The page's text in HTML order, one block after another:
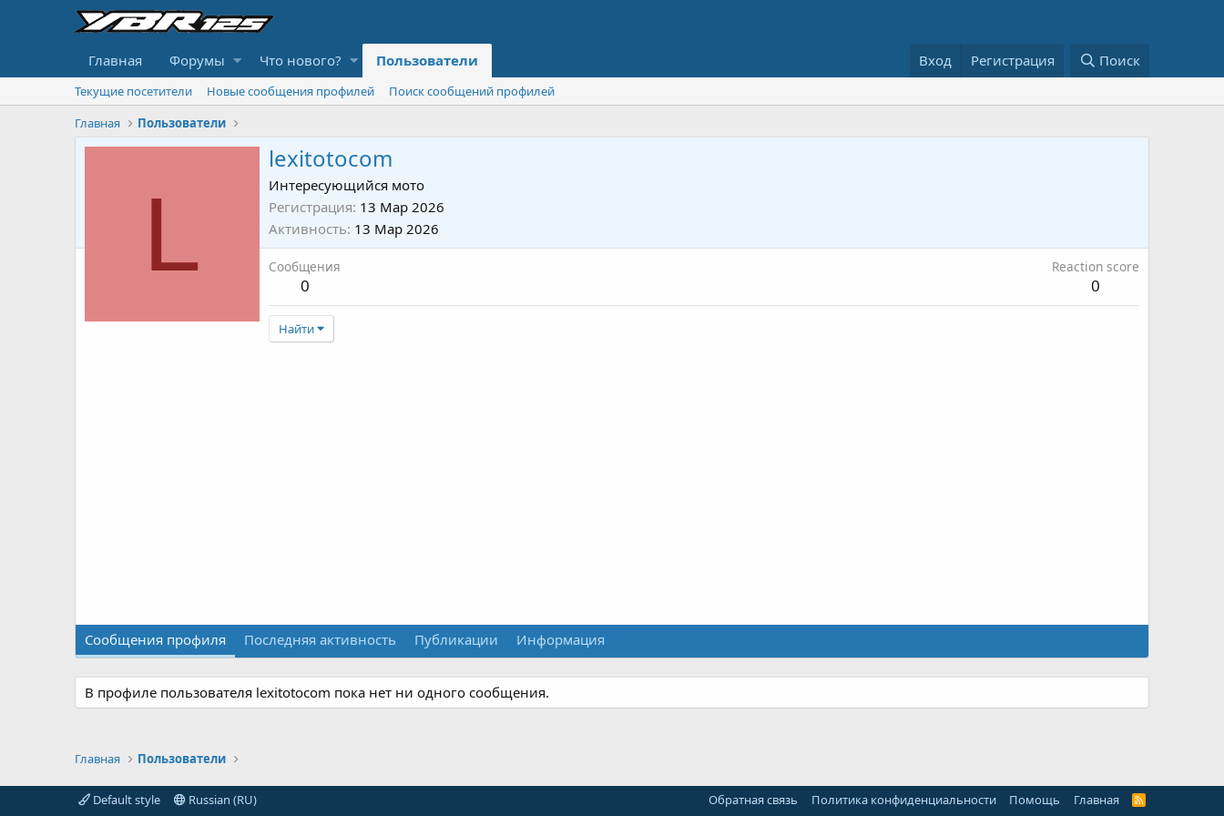
Главная Форумы Что нового? Пользователи Вход Регистрация Поиск
Текущие посетители Новые сообщения профилей
Поиск сообщений профилей
Главная
Пользователи
L
lexitotocom
Интересующийся мото
Регистрация 13 Мар 2026
Активность 13 Мар 2026
Сообщения
0
Reaction score
0
Найти
Сообщения профиля Последняя активность Публикации Информация
В профиле пользователя lexitotocom пока нет ни одного сообщения.
Главная Пользователи
Default style Russian (RU) Обратная связь Политика конфиденциальности Помощь Главная
R